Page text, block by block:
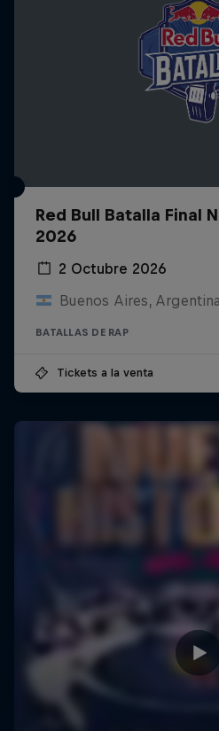
Red Bull Batalla Final
2026
2 Octubre 2026
Buenos Aires, Argentina
BATALLAS DE RAP
Tickets a la venta